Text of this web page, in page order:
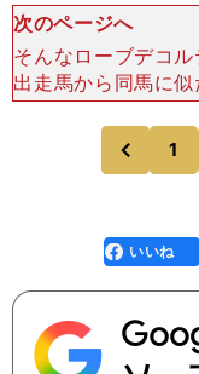
次のページへ
そんなローブデコ
出走馬から同馬に
の「穴馬」候補が
シーサイドである
前
1
faceboo
k
いいね